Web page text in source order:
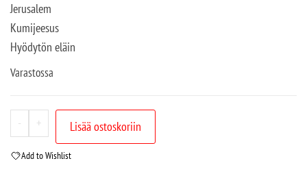
Jerusalem
Kumijeesus
Hyödytön eläin
Varastossa
- + Lisää ostoskoriin
Add to Wishlist